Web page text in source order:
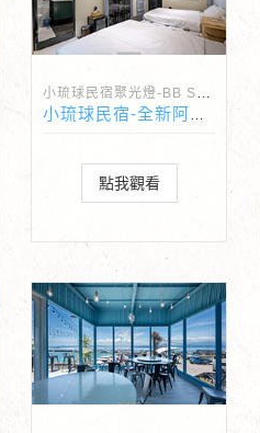
小琉球民宿聚光燈-BB Spotlight
小琉球民宿-全新阿雅娜
點我觀看